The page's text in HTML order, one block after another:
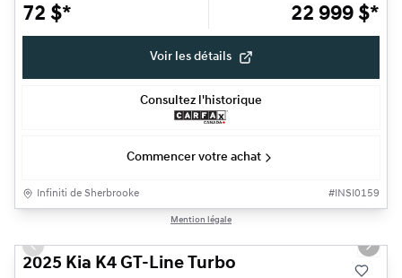
72 $* 22 999 $*
Voir les détails
Consultez l'historique
Commencer votre achat
Infiniti de Sherbrooke # INSI0159
Mention légale
Previous slide Next
2025 Kia K4 GT-Line Turbo